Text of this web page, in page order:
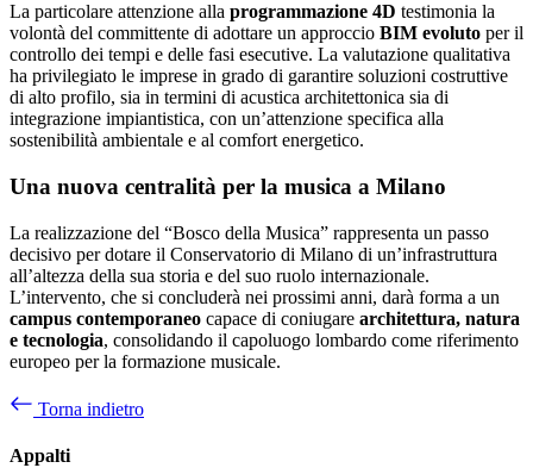
La particolare attenzione alla programmazione 4D testimonia la
volontà del committente di adottare un approccio BIM evoluto per il
controllo dei tempi e delle fasi esecutive. La valutazione qualitativa
ha privilegiato le imprese in grado di garantire soluzioni costruttive
di alto profilo, sia in termini di acustica architettonica sia di
integrazione impiantistica, con un’attenzione specifica alla
sostenibilità ambientale e al comfort energetico.
Una nuova centralità per la musica a Milano
La realizzazione del “Bosco della Musica” rappresenta un passo
decisivo per dotare il Conservatorio di Milano di un’infrastruttura
all’altezza della sua storia e del suo ruolo internazionale.
L’intervento, che si concluderà nei prossimi anni, darà forma a un
campus contemporaneo capace di coniugare architettura, natura
e tecnologia, consolidando il capoluogo lombardo come riferimento
europeo per la formazione musicale.
Torna indietro
Appalti